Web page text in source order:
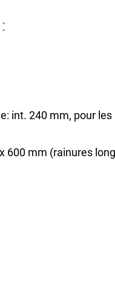
int. 240 mm, pour
600 mm (rainures